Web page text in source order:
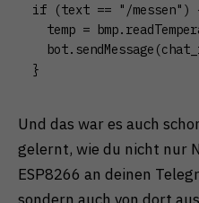
if (text == "/messen")
temp =
}
Und das war es auch
gelernt, wie du nicht nur
ESP8266 an deinen